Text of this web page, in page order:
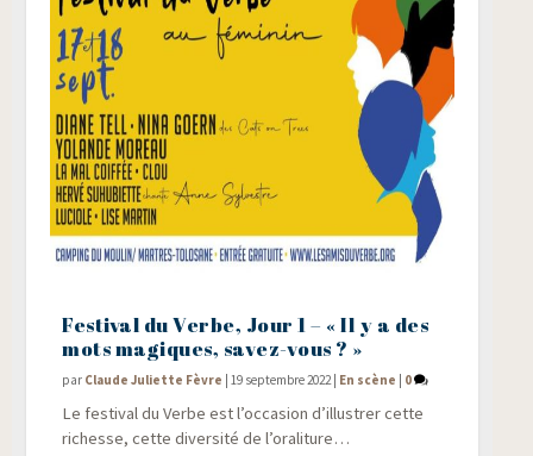
Festival du Verbe, Jour 1 – « Il y a des
mots magiques, savez-vous ? »
par Claude Juliette Fèvre | 19 septembre 2022 | En scène | 0
Le fes­ti­val du Verbe est l’occasion d’illustrer cette
richesse, cette diver­si­té de l’oraliture…